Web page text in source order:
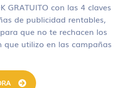
GRATUITO con las 4 claves
de publicidad rentables,
que no te rechacen los
que utilizo en las campañas